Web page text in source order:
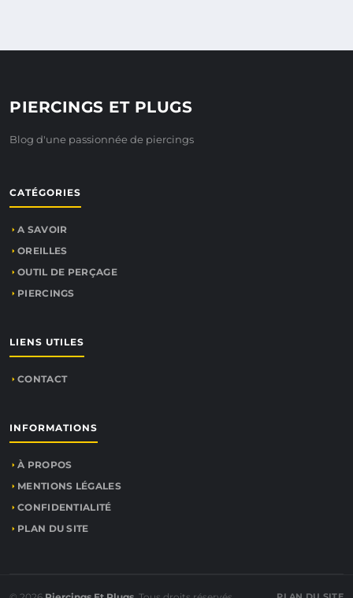
PIERCINGS ET PLUGS
Blog d'une passionnée de piercings
CATÉGORIES
A SAVOIR
OREILLES
OUTIL DE PERÇAGE
PIERCINGS
LIENS UTILES
CONTACT
INFORMATIONS
À PROPOS
MENTIONS LÉGALES
CONFIDENTIALITÉ
PLAN DU SITE